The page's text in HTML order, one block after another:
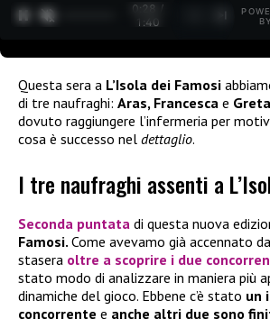
0:30 /
1:40
BY
Questa sera a L’Isola dei Famosi
di tre naufraghi: Aras, Francesca e
dovuto raggiungere l’infermeria per
cosa è successo nel dettaglio.
I tre naufraghi assenti a
Seconda puntata di questa nuova
Famosi. Come avevamo già accennato
stasera oltre a scoprire i due
stato modo di analizzare in maniera più
dinamiche del gioco. Ebbene c’è stato un
concorrente e anche altri due sono